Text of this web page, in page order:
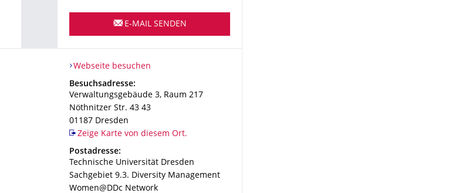
E-MAIL SENDEN
Webseite besuchen
Adresse
Besuchsadresse:
Verwaltungsgebäude 3, Raum 217
Nöthnitzer Str. 43 43
01187 Dresden
Zeige Karte von diesem Ort.
Adresse
Postadresse:
Technische Universität Dresden
Sachgebiet 9.3. Diversity Management
Women@DDc Network